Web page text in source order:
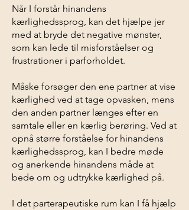
Når I forstår hinandens
kærlighedssprog, kan det hjælpe jer
med at bryde det negative mønster,
som kan lede til misforståelser og
frustrationer i parforholdet.
Måske forsøger den ene partner at vise
kærlighed ved at tage opvasken, mens
den anden partner længes efter en
samtale eller en kærlig berøring. Ved at
opnå større forståelse for hinandens
kærlighedssprog, kan I bedre møde
og anerkende hinandens måde at
bede om og udtrykke kærlighed på.
I det parterapeutiske rum kan I få hjælp